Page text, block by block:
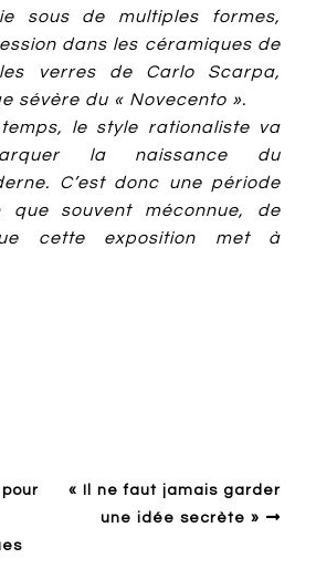
sous de multiples formes,
dans les céramiques de
verres de Carlo Scarpa,
sévère du « Novecento ».
le style rationaliste va
la naissance du
C’est donc une période
que souvent méconnue, de
cette exposition met à
« Il ne faut jamais garder
une idée secrète »